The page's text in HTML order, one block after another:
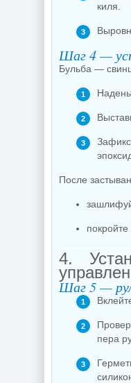
киля.
Шаг 4 —
Бульба —
После
4.
Шаг 5 —
пера